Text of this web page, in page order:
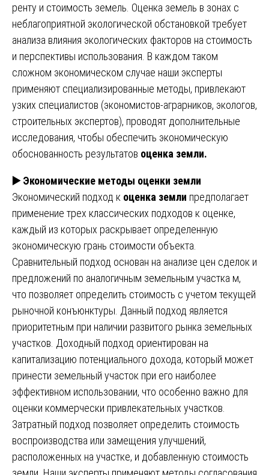
ренту и стоимость земель. Оценка земель в зонах с
неблагоприятной экологической обстановкой требует
анализа влияния экологических факторов на стоимость
и перспективы использования. В каждом таком
сложном экономическом случае наши эксперты
применяют специализированные методы, привлекают
узких специалистов (экономистов-аграрников, экологов,
строительных экспертов), проводят дополнительные
исследования, чтобы обеспечить экономическую
обоснованность результатов оценка земли.
▶️Экономические методы оценки земли
Экономический подход к оценка земли предполагает
применение трех классических подходов к оценке,
каждый из которых раскрывает определенную
экономическую грань стоимости объекта.
Сравнительный подход основан на анализе цен сделок и
предложений по аналогичным земельным участка м,
что позволяет определить стоимость с учетом текущей
рыночной конъюнктуры. Данный подход является
приоритетным при наличии развитого рынка земельных
участков. Доходный подход ориентирован на
капитализацию потенциального дохода, который может
принести земельный участок при его наиболее
эффективном использовании, что особенно важно для
оценки коммерчески привлекательных участков.
Затратный подход позволяет определить стоимость
воспроизводства или замещения улучшений,
расположенных на участке, и добавленную стоимость